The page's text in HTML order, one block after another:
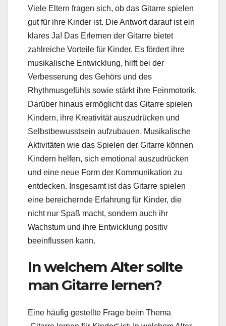
Viele Eltern fragen sich, ob das Gitarre spielen
gut für ihre Kinder ist. Die Antwort darauf ist ein
klares Ja! Das Erlernen der Gitarre bietet
zahlreiche Vorteile für Kinder. Es fördert ihre
musikalische Entwicklung, hilft bei der
Verbesserung des Gehörs und des
Rhythmusgefühls sowie stärkt ihre Feinmotorik.
Darüber hinaus ermöglicht das Gitarre spielen
Kindern, ihre Kreativität auszudrücken und
Selbstbewusstsein aufzubauen. Musikalische
Aktivitäten wie das Spielen der Gitarre können
Kindern helfen, sich emotional auszudrücken
und eine neue Form der Kommunikation zu
entdecken. Insgesamt ist das Gitarre spielen
eine bereichernde Erfahrung für Kinder, die
nicht nur Spaß macht, sondern auch ihr
Wachstum und ihre Entwicklung positiv
beeinflussen kann.
In welchem Alter sollte
man Gitarre lernen?
Eine häufig gestellte Frage beim Thema